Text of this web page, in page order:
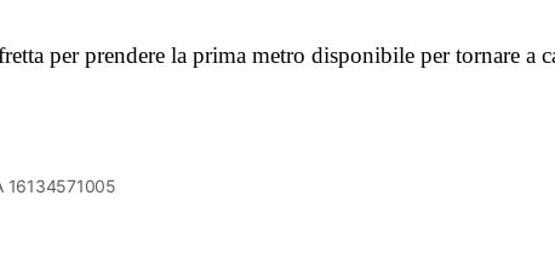
per prendere la prima metro disponibile per tornare a
16134571005